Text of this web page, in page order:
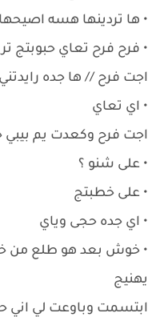
• ها تردينها هسه اصيحها
• فرح فرح تعاي حبوبتج
اجت فرح // ها جده رايدتني
• اي تعاي
اجت فرح وكعدت يم بيبي
• على شنو ؟
• على خطبتج
• اي جده حجى وياي
• خوش بعد هو طلع من
يهنيج
ابتسمت وباوعت لي اني